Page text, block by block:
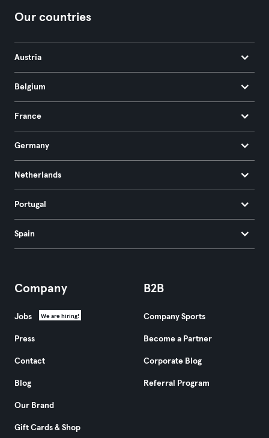
Our countries
Austria
Belgium
France
Germany
Netherlands
Portugal
Spain
Company
Jobs We are hiring!
Press
Contact
Blog
Our Brand
Gift Cards & Shop
B2B
Company Sports
Become a Partner
Corporate Blog
Referral Program